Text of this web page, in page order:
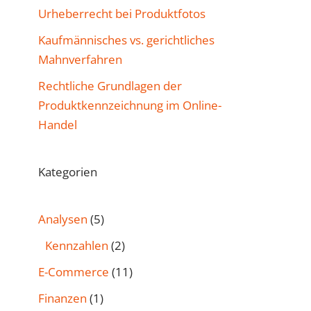
Urheberrecht bei Produktfotos
Kaufmännisches vs. gerichtliches
Mahnverfahren
Rechtliche Grundlagen der
Produktkennzeichnung im Online-
Handel
Kategorien
Analysen (5)
Kennzahlen (2)
E-Commerce (11)
Finanzen (1)